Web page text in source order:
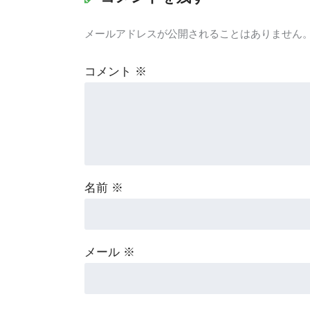
メールアドレスが公開されることはありません。
コメント ※
名前 ※
メール ※